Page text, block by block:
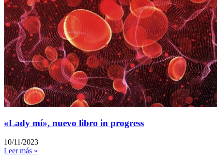
«Lady mí», nuevo libro in progress
10/11/2023
Leer más »